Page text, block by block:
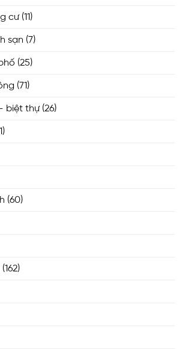
cư(11)
sạn (7)
(25)
(71)
biệt thự(26)
(60)
(162)